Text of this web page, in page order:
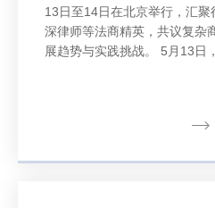
13日至14日在北京举行，汇
深律师等法商精英，共议复杂
展趋势与实践挑战。 5月13日